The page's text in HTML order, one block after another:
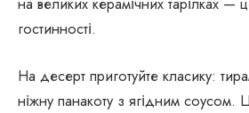
гостинності.
На десерт приготуйте класику:
ніжну панакоту з ягідним соусом.